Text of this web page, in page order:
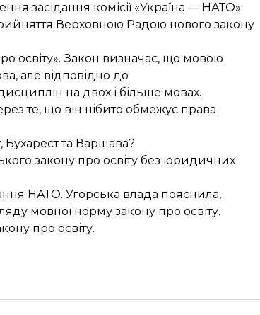
засідання комісії «Україна — НАТО».
Верховною Радою нового закону
освіту». Закон визначає, що мовою
але відповідно до
на двох і більше мовах.
те, що він нібито обмежує права
та Варшава?
закону про освіту без юридичних
НАТО. Угорська влада пояснила,
мовної норму закону про освіту.
про освіту.